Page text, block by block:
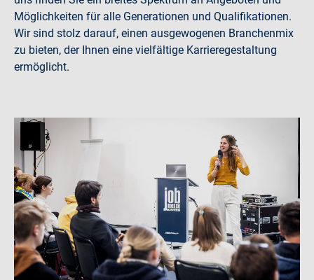
Möglichkeiten für alle Generationen und Qualifikationen.
Wir sind stolz darauf, einen ausgewogenen Branchenmix
zu bieten, der Ihnen eine vielfältige Karrieregestaltung
ermöglicht.